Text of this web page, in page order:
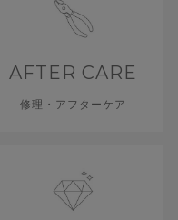
AFTER CARE
修理・アフターケア